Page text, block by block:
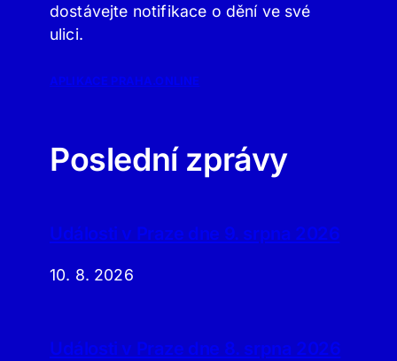
dostávejte notifikace o dění ve své
ulici.
APLIKACE PRAHA.ONLINE
Poslední zprávy
Události v Praze dne 9. srpna 2026
10. 8. 2026
Události v Praze dne 8. srpna 2026